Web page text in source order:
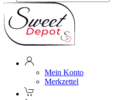
Mein Konto
Merkzettel